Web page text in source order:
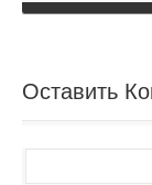
Оставить